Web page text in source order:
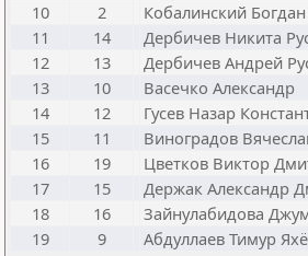
10
2 Кобалинский
11
14 Дербичев Никита
12
13 Дербичев Андрей
13
10 Васечко Александр
14
12 Гусев Назар
15
11 Виноградов
16
19 Цветков Виктор
17
15 Держак Александр
18
16 Зайнулабидова
19
9 Абдуллаев Тимур